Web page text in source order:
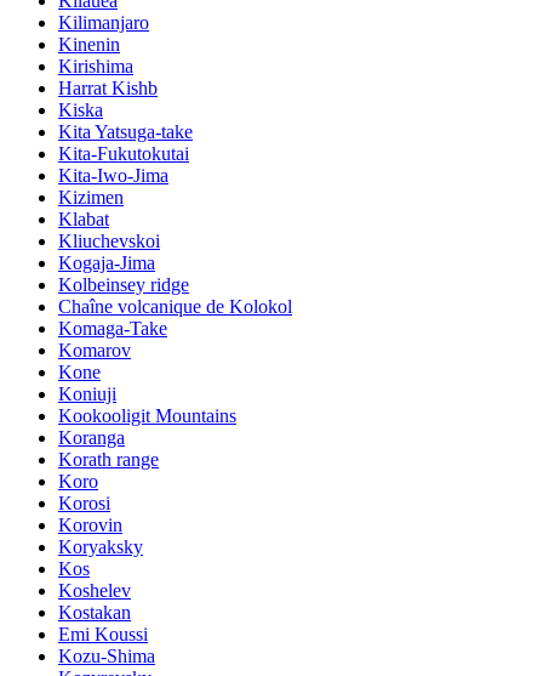
Kilimanjaro
Kinenin
Kirishima
Harrat Kishb
Kiska
Kita Yatsuga-take
Kita-Fukutokutai
Kita-Iwo-Jima
Kizimen
Klabat
Kliuchevskoi
Kogaja-Jima
Kolbeinsey ridge
Chaîne volcanique de Kolokol
Komaga-Take
Komarov
Kone
Koniuji
Kookooligit Mountains
Koranga
Korath range
Koro
Korosi
Korovin
Koryaksky
Kos
Koshelev
Kostakan
Emi Koussi
Kozu-Shima